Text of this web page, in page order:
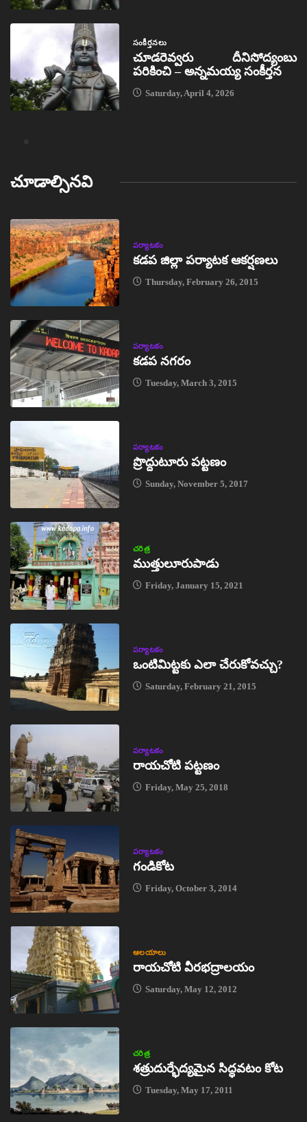
సంకీర్తనలు
చూడరెవ్వరు దీనిసోద్యంబు
పరికించి – అన్నమయ్య సంకీర్తన
Saturday, April 4, 2026
చూడాల్సినవి
పర్యాటకం
కడప జిల్లా పర్యాటక ఆకర్షణలు
Thursday, February 26, 2015
పర్యాటకం
కడప నగరం
Tuesday, March 3, 2015
పర్యాటకం
ప్రొద్దుటూరు పట్టణం
Sunday, November 5, 2017
చరిత్ర
ముత్తులూరుపాడు
Friday, January 15, 2021
పర్యాటకం
ఒంటిమిట్టకు ఎలా చేరుకోవచ్చు?
Saturday, February 21, 2015
పర్యాటకం
రాయచోటి పట్టణం
Friday, May 25, 2018
పర్యాటకం
గండికోట
Friday, October 3, 2014
ఆలయాలు
రాయచోటి వీరభద్రాలయం
Saturday, May 12, 2012
చరిత్ర
శత్రుదుర్భేద్యమైన సిద్ధవటం కోట
Tuesday, May 17, 2011